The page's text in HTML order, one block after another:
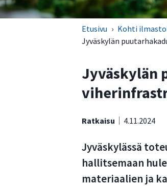
Etusivu › Kohti
Jyväskylän
Jyväskylän
Ratkaisu 4.11.2024
Jyväskylässä
hallitsemaan
materiaalien ja